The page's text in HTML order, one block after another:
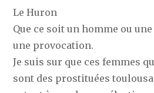
Le Huron
Que ce soit un homme ou
une provocation.
Je suis sur que ces femmes
sont des prostituées